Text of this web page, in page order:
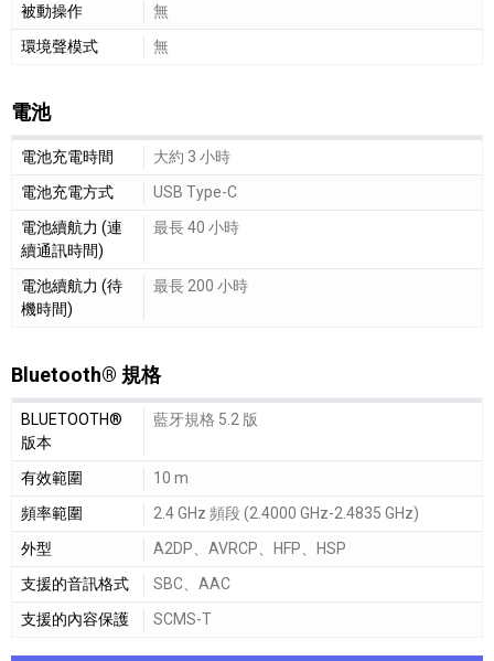
被動操作
無
環境聲模式
無
電池
電池細節敘述
電池充電時間
大約 3 小時
電池充電方式
USB Type-C
電池續航力 (連
續通訊時間)
最長 40 小時
電池續航力 (待
機時間)
最長 200 小時
Bluetooth® 規格
Bluetooth® 規格細節敘述
BLUETOOTH®
版本
藍牙規格 5.2 版
有效範圍
10 m
頻率範圍
2.4 GHz 頻段 (2.4000 GHz-2.4835 GHz)
外型
A2DP、AVRCP、HFP、HSP
支援的音訊格式
SBC、AAC
支援的內容保護
SCMS-T